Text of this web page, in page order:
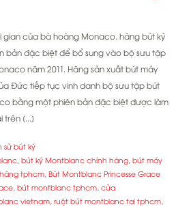
gian của bà hoàng Monaco, hãng bút ký
bản đặc biệt để bổ sung vào bộ sưu tập
năm 2011. Hãng sản xuất bút máy
Đức tiếp tục vinh danh bộ sưu tập bút
bằng một phiên bản đặc biệt được làm
trên [...]
sử bút ký
, bút ký Montblanc chính hãng, bút máy
tphcm, Bút Montblanc Princesse Grace
, bút montblanc tphcm, cửa
vietnam, ruột bút montblanc tai tphcm,